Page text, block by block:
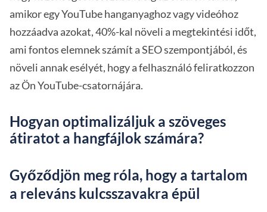
amikor egy YouTube hanganyaghoz vagy videóhoz
hozzáadva azokat, 40%-kal növeli a megtekintési időt,
ami fontos elemnek számít a SEO szempontjából, és
növeli annak esélyét, hogy a felhasználó feliratkozzon
az Ön YouTube-csatornájára.
Hogyan optimalizáljuk a szöveges
átiratot a hangfájlok számára?
Győződjön meg róla, hogy a tartalom
a releváns kulcsszavakra épül